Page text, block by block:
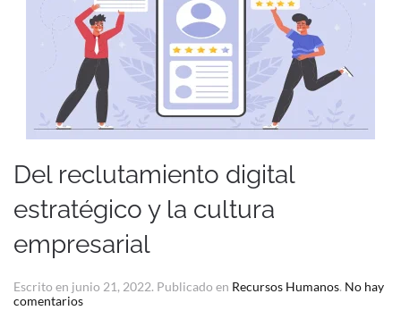
Del reclutamiento digital
estratégico y la cultura
empresarial
Escrito en junio 21, 2022. Publicado en Recursos Humanos. No hay
comentariosen